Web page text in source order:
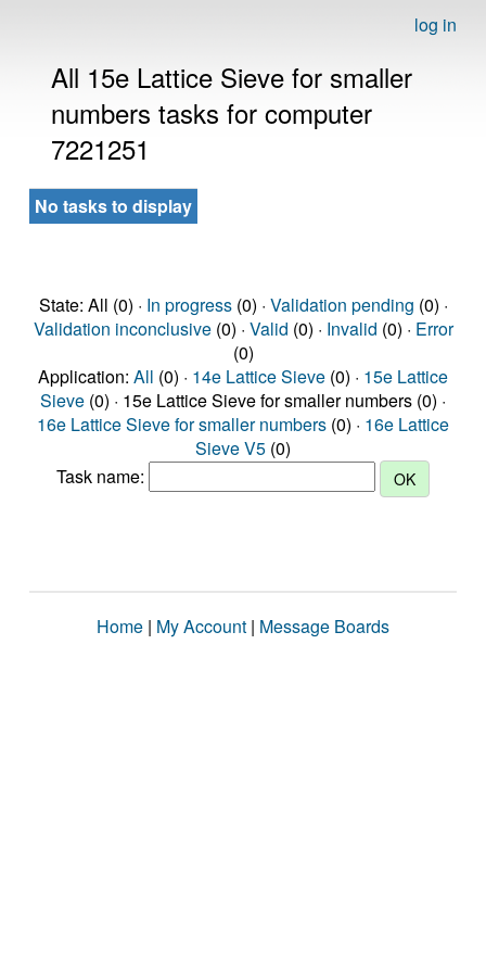
log in
All 15e Lattice Sieve for smaller
numbers tasks for computer
7221251
No tasks to display
State: All (0) · In progress(0) · Validation pending (0) ·
Validation inconclusive(0) · Valid (0) · Invalid (0) · Error
(0)
Application: All (0) · 14e Lattice Sieve (0) · 15e Lattice
Sieve (0) · 15e Lattice Sieve for smaller numbers (0) ·
16e Lattice Sieve for smaller numbers (0) · 16e Lattice
Sieve V5 (0)
Task name:
Home | My Account | Message Boards